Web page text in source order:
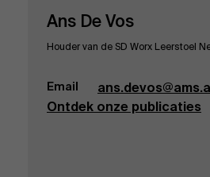
Ans De Vos
Houder van de SD Worx Leerstoel
Email
Ontdek onze publicaties